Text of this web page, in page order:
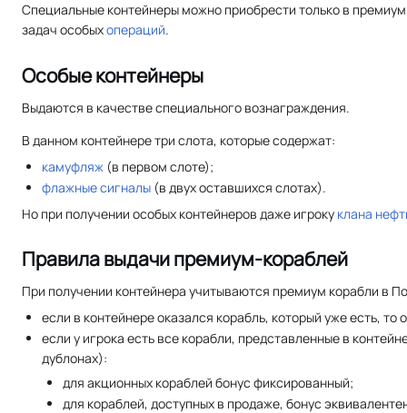
Специальные контейнеры можно приобрести только в
задач особыхопераций.
Особые контейнеры
Выдаются в качестве специального вознаграждения.
В данном контейнере три слота, которые содержат:
камуфляж (в первом слоте);
флажные сигналы (в двух оставшихся слотах).
Но при получении особых контейнеров даже игроку клана
Правила выдачи премиум-кораблей
При получении контейнера учитываются премиум корабли в
если в контейнере оказался корабль, который уже есть,
если у игрока есть все корабли, представленные в
дублонах):
для акционных кораблей бонус фиксированный;
для кораблей, доступных в продаже, бонус